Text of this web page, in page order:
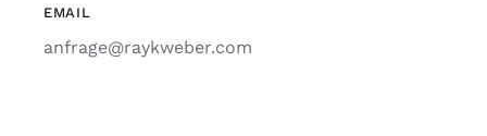
EMAIL
anfrage@raykweber.com